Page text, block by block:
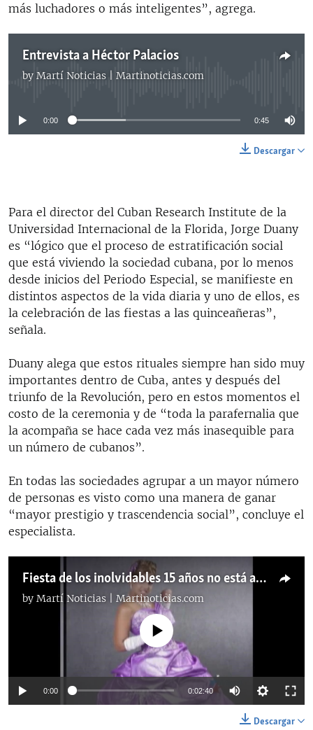
más luchadores o más inteligentes”, agrega.
Entrevista a Héctor Palacios
by Martí Noticias | Martinoticias.com
No media source currently available
0:00 0:45
Descargar
Para el director del Cuban Research Institute de la
Universidad Internacional de la Florida, Jorge Duany
es “lógico que el proceso de estratificación social
que está viviendo la sociedad cubana, por lo menos
desde inicios del Periodo Especial, se manifieste en
distintos aspectos de la vida diaria y uno de ellos, es
la celebración de las fiestas a las quinceañeras”,
señala.
Duany alega que estos rituales siempre han sido muy
importantes dentro de Cuba, antes y después del
triunfo de la Revolución, pero en estos momentos el
costo de la ceremonia y de “toda la parafernalia que
la acompaña se hace cada vez más inasequible para
un número de cubanos”.
En todas las sociedades agrupar a un mayor número
de personas es visto como una manera de ganar
“mayor prestigio y trascendencia social”, concluye el
especialista.
Fiesta de los inolvidables 15 años no está al alcance de todos
by Martí Noticias | Martinoticias.com
No media source currently available
0:00 0:02:40
Descargar